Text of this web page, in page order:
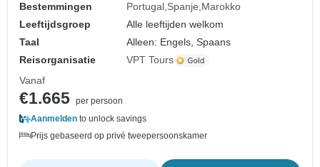
Bestemmingen
Portugal Spanje Marokko
Leeftijdsgroep
Alle leeftijden welkom
Taal
Alleen: Engels, Spaans
Reisorganisatie
VPT Tours
Vanaf
€1.665 per persoon
Aanmelden to unlock savings
Prijs gebaseerd op privé tweepersoonskamer